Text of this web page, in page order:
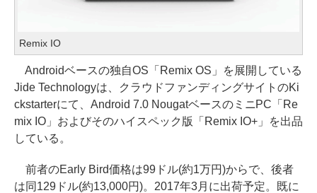
Remix IO
Androidベースの独自OS「Remix OS」を展開している
Jide Technologyは、クラウドファンディングサイトのKi
ckstarterにて、Android 7.0 NougatベースのミニPC「Re
mix IO」およびそのハイスペック版「Remix IO+」を出品
している。
前者のEarly Bird価格は99ドル(約1万円)からで、後者
は同129ドル(約13,000円)。2017年3月に出荷予定。既に